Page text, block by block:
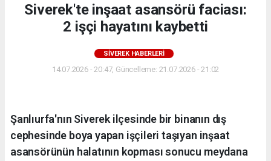
Siverek'te inşaat asansörü faciası:
2 işçi hayatını kaybetti
SIVEREK HABERLERI
14.07.2026 - 20:47, Güncelleme: 21.07.2026 - 21:02
Şanlıurfa'nın Siverek ilçesinde bir binanın dış
cephesinde boya yapan işçileri taşıyan inşaat
asansörünün halatının kopması sonucu meydana